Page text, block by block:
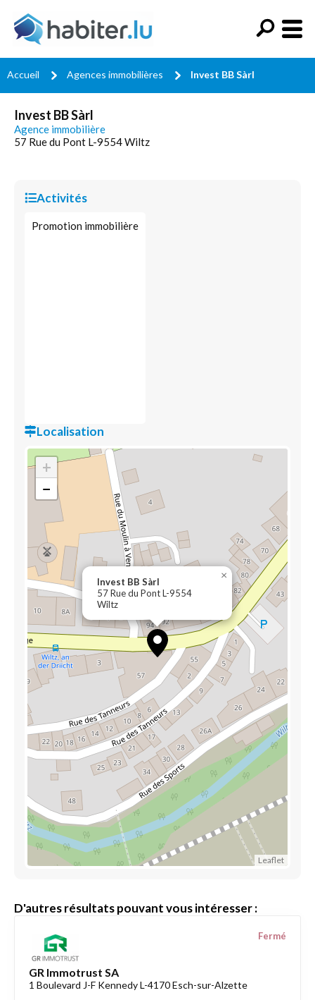
Accueil Agences immobilières Invest BB Sàrl
Invest BB Sàrl
Agence immobilière
57 Rue du Pont L-9554 Wiltz
Activités
Promotion immobilière
Localisation
Invest BB Sàrl
57 Rue du Pont L-9554
Wiltz
×
+
−
Leaflet
D'autres résultats pouvant vous intéresser :
GR Immotrust SA
1 Boulevard J-F Kennedy L-4170 Esch-sur-Alzette
Fermé